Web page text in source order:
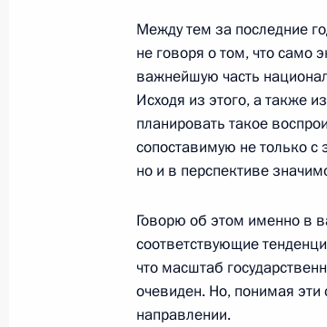
Начало рабочей
Валентиной Матвиенко
21 октября 2004 года, 19:00
Выступление на
21 октября 2004 года, 15:59
Между тем за последние
не говоря о том, что само
важнейшую часть
Исходя из этого, а также
планировать такое
сопоставимую не только с
но и в перспективе
Говорю об этом именно в
соответствующие
что масштаб
очевиден. Но, понимая эти
направлении.